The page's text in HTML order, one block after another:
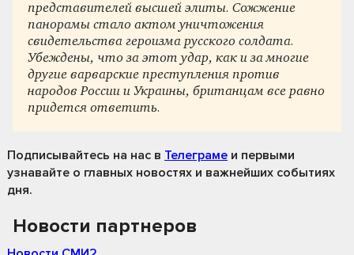
представителей высшей элиты. Сожжение
панорамы стало актом уничтожения
свидетельства героизма русского солдата.
Убеждены, что за этот удар, как и за многие
другие варварские преступления против
народов России и Украины, британцам все равно
придется ответить.
Подписывайтесь на нас в Телеграме и первыми
узнавайте о главных новостях и важнейших событиях
дня.
Новости партнеров